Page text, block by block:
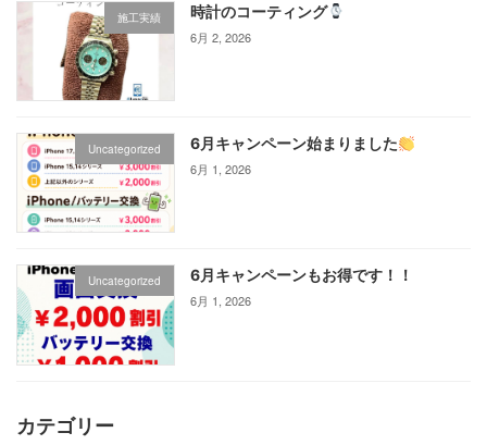
施工実績 時計のコーティング
6月 2, 2026
Uncategorized 6月キャンペーン始まりました
6月 1, 2026
Uncategorized 6月キャンペーンもお得です！！
6月 1, 2026
カテゴリー